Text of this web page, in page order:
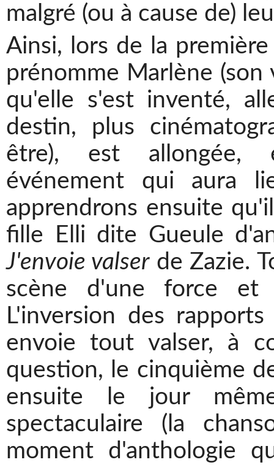
malgré (ou à cause de)
Ainsi, lors de la
prénomme Marlène
qu'elle s'est inventé,
destin, plus
être), est allongée,
événement qui aura
apprendrons ensuite
fille Elli dite Gueule
J'envoie valserde Zazie.
scène d'une force et
L'inversion des
envoie tout valser, à
question, le cinquième
ensuite le jour
spectaculaire (la
moment d'anthologie